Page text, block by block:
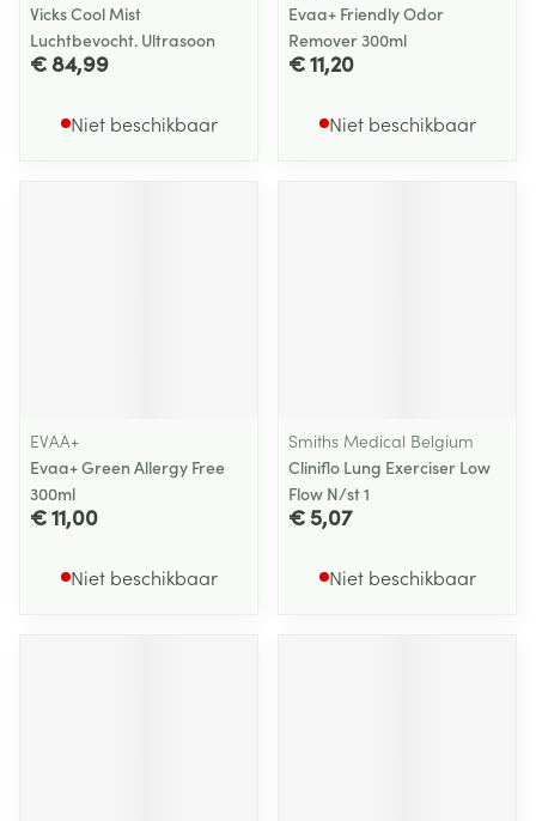
Vicks Cool Mist
Luchtbevocht. Ultrasoon
€ 84,99
Niet beschikbaar
Evaa+ Friendly Odor
Remover 300ml
€ 11,20
Niet beschikbaar
EVAA+
Evaa+ Green Allergy Free
300ml
€ 11,00
Niet beschikbaar
Smiths Medical Belgium
Cliniflo Lung Exerciser Low
Flow N/st 1
€ 5,07
Niet beschikbaar